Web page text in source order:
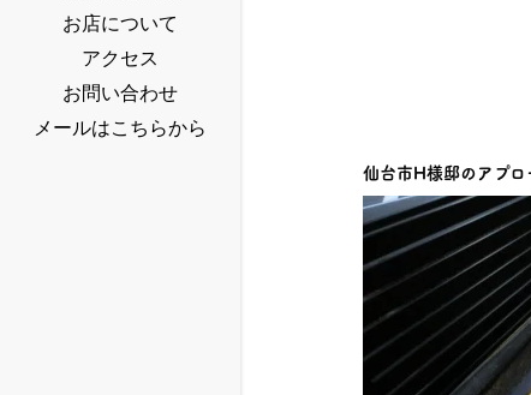
お店について
アクセス
お問い合わせ
メールはこちらから
仙台市H様邸のアプロ